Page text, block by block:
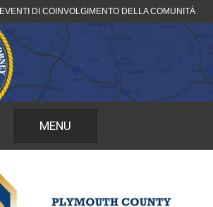
EVENTI DI COINVOLGIMENTO DELLA COMUNITÀ
MENU